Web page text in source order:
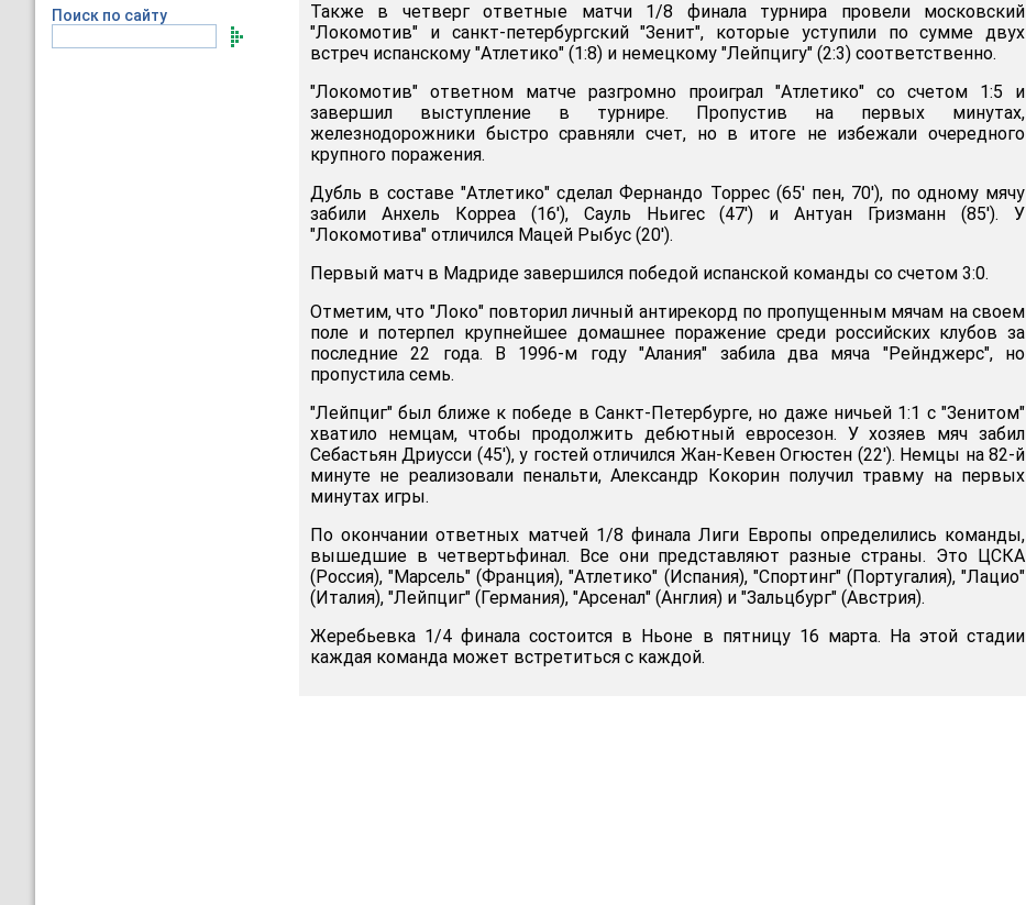
Поиск по сайту
Также в четверг ответные матчи 1/8 финала турнира провели московский
"Локомотив" и санкт-петербургский "Зенит", которые уступили по сумме двух
встреч испанскому "Атлетико" (1:8) и немецкому "Лейпцигу" (2:3) соответственно.
"Локомотив" ответном матче разгромно проиграл "Атлетико" со счетом 1:5 и
завершил выступление в турнире. Пропустив на первых минутах,
железнодорожники быстро сравняли счет, но в итоге не избежали очередного
крупного поражения.
Дубль в составе "Атлетико" сделал Фернандо Торрес (65' пен, 70'), по одному мячу
забили Анхель Корреа (16'), Сауль Ньигес (47') и Антуан Гризманн (85'). У
"Локомотива" отличился Мацей Рыбус (20').
Первый матч в Мадриде завершился победой испанской команды со счетом 3:0.
Отметим, что "Локо" повторил личный антирекорд по пропущенным мячам на своем
поле и потерпел крупнейшее домашнее поражение среди российских клубов за
последние 22 года. В 1996-м году "Алания" забила два мяча "Рейнджерс", но
пропустила семь.
"Лейпциг" был ближе к победе в Санкт-Петербурге, но даже ничьей 1:1 с "Зенитом"
хватило немцам, чтобы продолжить дебютный евросезон. У хозяев мяч забил
Себастьян Дриусси (45'), у гостей отличился Жан-Кевен Огюстен (22'). Немцы на 82-й
минуте не реализовали пенальти, Александр Кокорин получил травму на первых
минутах игры.
По окончании ответных матчей 1/8 финала Лиги Европы определились команды,
вышедшие в четвертьфинал. Все они представляют разные страны. Это ЦСКА
(Россия), "Марсель" (Франция), "Атлетико" (Испания), "Спортинг" (Португалия), "Лацио"
(Италия), "Лейпциг" (Германия), "Арсенал" (Англия) и "Зальцбург" (Австрия).
Жеребьевка 1/4 финала состоится в Ньоне в пятницу 16 марта. На этой стадии
каждая команда может встретиться с каждой.